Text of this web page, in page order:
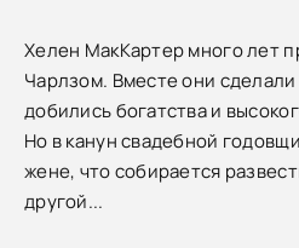
Хелен МакКартер много лет
Чарлзом. Вместе они
добились богатства и
Но в канун свадебной
жене, что собирается
другой...